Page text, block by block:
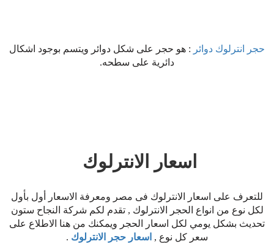
حجر انترلوك دوائر : هو حجر على شكل دوائر ويتسم بوجود اشكال
دائرية على سطحه.
اسعار الانترلوك
للتعرف على اسعار الانترلوك فى مصر ومعرفة الاسعار أول بأول
لكل نوع من انواع الحجر الانترلوك , تقدم لكم شركة النجاح ستون
تحديث بشكل يومي لكل اسعار الحجر ويمكنك من هنا الاطلاع على
سعر كل نوع , اسعار حجر الانترلوك .